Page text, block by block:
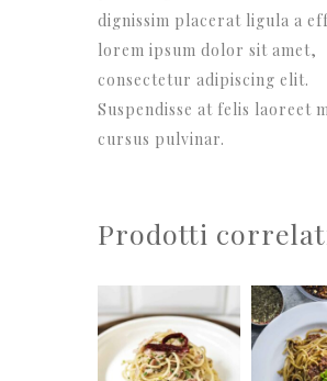
dignissim placerat ligula a
lorem ipsum dolor sit amet,
consectetur adipiscing elit.
Suspendisse at felis laoreet
cursus pulvinar.
Prodotti